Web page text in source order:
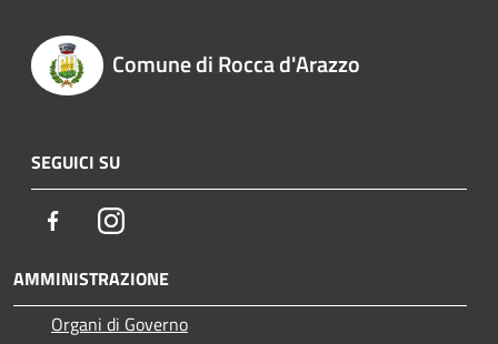
Comune di Rocca d'Arazzo
SEGUICI SU
FacebookInstagram
AMMINISTRAZIONE
Organi di Governo